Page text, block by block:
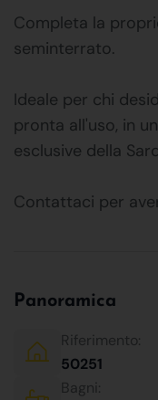
Completa la
seminterrato.
Ideale per chi
pronta all'uso, in
esclusive della
Contattaci per
Panoramica
Riferimento:
50251
Bagni: